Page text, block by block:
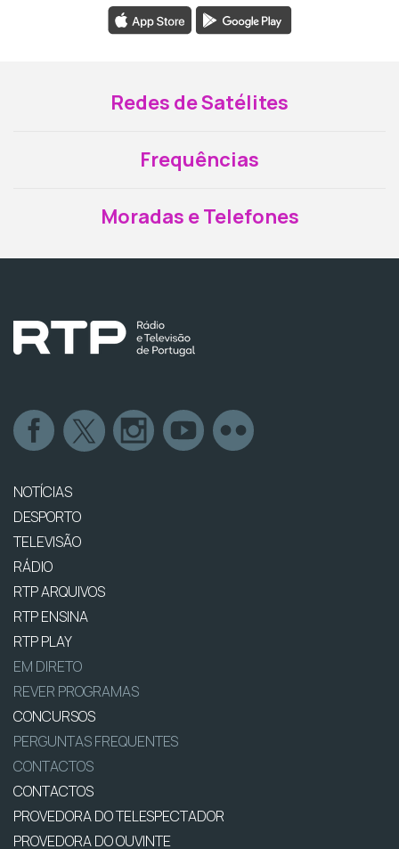
Redes de Satélites
Frequências
Moradas e Telefones
NOTÍCIAS
DESPORTO
TELEVISÃO
RÁDIO
RTP ARQUIVOS
RTP ENSINA
RTP PLAY
EM DIRETO
REVER PROGRAMAS
CONCURSOS
PERGUNTAS FREQUENTES
CONTACTOS
CONTACTOS
PROVEDORA DO TELESPECTADOR
PROVEDORA DO OUVINTE